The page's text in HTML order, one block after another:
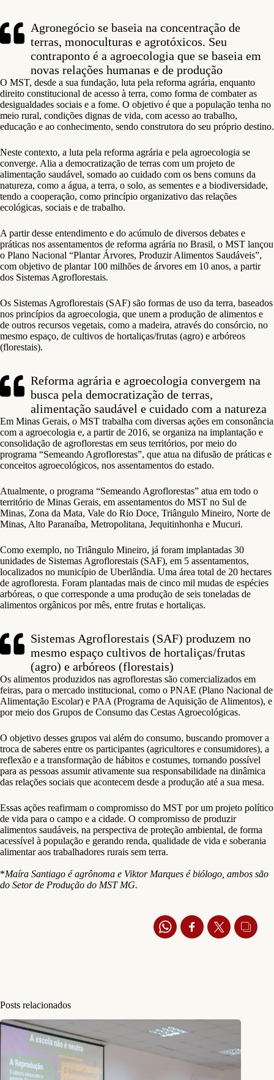
Agronegócio se baseia na concentração de
terras, monoculturas e agrotóxicos. Seu
contraponto é a agroecologia que se baseia em
novas relações humanas e de produção
O MST, desde a sua fundação, luta pela reforma agrária, enquanto
direito constitucional de acesso à terra, como forma de combater as
desigualdades sociais e a fome. O objetivo é que a população tenha no
meio rural, condições dignas de vida, com acesso ao trabalho,
educação e ao conhecimento, sendo construtora do seu próprio destino.
Neste contexto, a luta pela reforma agrária e pela agroecologia se
converge. Alia a democratização de terras com um projeto de
alimentação saudável, somado ao cuidado com os bens comuns da
natureza, como a água, a terra, o solo, as sementes e a biodiversidade,
tendo a cooperação, como princípio organizativo das relações
ecológicas, sociais e de trabalho.
A partir desse entendimento e do acúmulo de diversos debates e
práticas nos assentamentos de reforma agrária no Brasil, o MST lançou
o Plano Nacional “Plantar Árvores, Produzir Alimentos Saudáveis”,
com objetivo de plantar 100 milhões de árvores em 10 anos, a partir
dos Sistemas Agroflorestais.
Os Sistemas Agroflorestais (SAF) são formas de uso da terra, baseados
nos princípios da agroecologia, que unem a produção de alimentos e
de outros recursos vegetais, como a madeira, através do consórcio, no
mesmo espaço, de cultivos de hortaliças/frutas (agro) e arbóreos
(florestais).
Reforma agrária e agroecologia convergem na
busca pela democratização de terras,
alimentação saudável e cuidado com a natureza
Em Minas Gerais, o MST trabalha com diversas ações em consonância
com a agroecologia e, a partir de 2016, se organiza na implantação e
consolidação de agroflorestas em seus territórios, por meio do
programa “Semeando Agroflorestas”, que atua na difusão de práticas e
conceitos agroecológicos, nos assentamentos do estado.
Atualmente, o programa “Semeando Agroflorestas” atua em todo o
território de Minas Gerais, em assentamentos do MST no Sul de
Minas, Zona da Mata, Vale do Rio Doce, Triângulo Mineiro, Norte de
Minas, Alto Paranaíba, Metropolitana, Jequitinhonha e Mucuri.
Como exemplo, no Triângulo Mineiro, já foram implantadas 30
unidades de Sistemas Agroflorestais (SAF), em 5 assentamentos,
localizados no município de Uberlândia. Uma área total de 20 hectares
de agrofloresta. Foram plantadas mais de cinco mil mudas de espécies
arbóreas, o que corresponde a uma produção de seis toneladas de
alimentos orgânicos por mês, entre frutas e hortaliças.
Sistemas Agroflorestais (SAF) produzem no
mesmo espaço cultivos de hortaliças/frutas
(agro) e arbóreos (florestais)
Os alimentos produzidos nas agroflorestas são comercializados em
feiras, para o mercado institucional, como o PNAE (Plano Nacional de
Alimentação Escolar) e PAA (Programa de Aquisição de Alimentos), e
por meio dos Grupos de Consumo das Cestas Agroecológicas.
O objetivo desses grupos vai além do consumo, buscando promover a
troca de saberes entre os participantes (agricultores e consumidores), a
reflexão e a transformação de hábitos e costumes, tornando possível
para as pessoas assumir ativamente sua responsabilidade na dinâmica
das relações sociais que acontecem desde a produção até a sua mesa.
Essas ações reafirmam o compromisso do MST por um projeto político
de vida para o campo e a cidade. O compromisso de produzir
alimentos saudáveis, na perspectiva de proteção ambiental, de forma
acessível à população e gerando renda, qualidade de vida e soberania
alimentar aos trabalhadores rurais sem terra.
*Maíra Santiago é agrônoma e Viktor Marques é biólogo, ambos são
do Setor de Produção do MST MG.
Posts relacionados